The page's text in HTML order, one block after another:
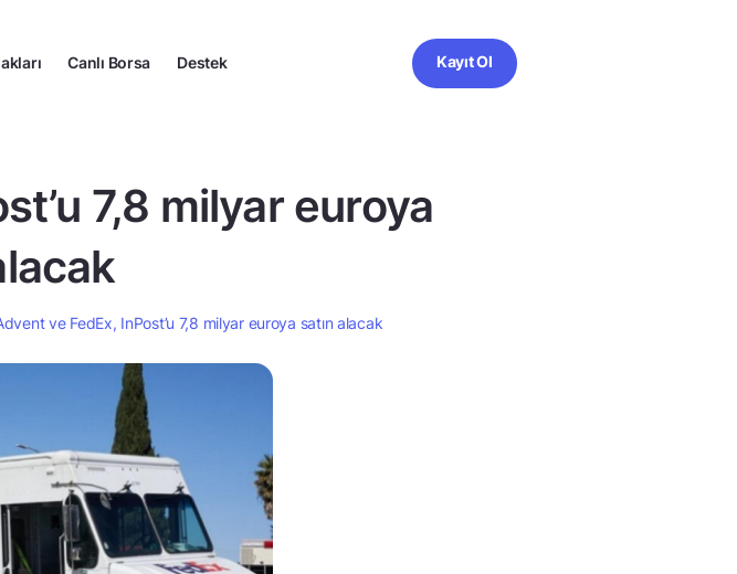
Canlı Borsa Destek Kayıt Ol
7,8 milyar euroya
ve FedEx, InPost’u 7,8 milyar euroya satın alacak